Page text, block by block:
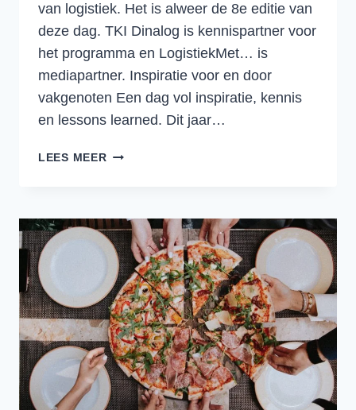
van logistiek. Het is alweer de 8e editie van
deze dag. TKI Dinalog is kennispartner voor
het programma en LogistiekMet… is
mediapartner. Inspiratie voor en door
vakgenoten Een dag vol inspiratie, kennis
en lessons learned. Dit jaar…
LEES MEERLAAT
DE
LOGISTIEKDAG
NEDERLAND
2023